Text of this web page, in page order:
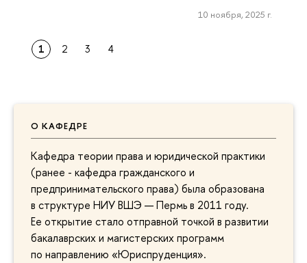
О КАФЕДРЕ
Кафедра теории права и юридической практики
(ранее - кафедра гражданского и
предпринимательского права) была образована
в структуре НИУ ВШЭ — Пермь в 2011 году.
Ее открытие стало отправной точкой в развитии
бакалаврских и магистерских программ
по направлению «Юриспруденция».
10 ноября, 2025 г.
1 2 3 4